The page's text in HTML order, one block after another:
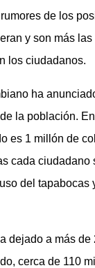
de los
y son más
los ciudadanos.
ha
la población.
es 1 millón de
cada ciudadano
del tapabocas
dejado a más de
cerca de 110